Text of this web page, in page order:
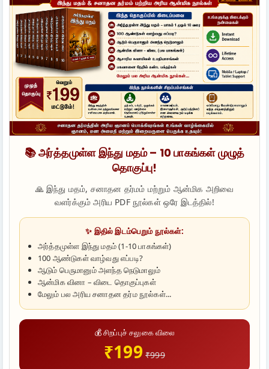
📚 அர்த்தமுள்ள இந்து மதம் – 10 பாகங்கள் முழுத்
தொகுப்பு!
🙏 இந்து மதம், சனாதன தர்மம் மற்றும் ஆன்மிக அறிவை
வளர்க்கும் அரிய PDF நூல்கள் ஒரே இடத்தில்!
✨ இதில் இடம்பெறும் நூல்கள்:
அர்த்தமுள்ள இந்து மதம் (1-10 பாகங்கள்)
100 ஆண்டுகள் வாழ்வது எப்படி?
ஆடும் பெருமானும் அளந்த நெடுமாலும்
ஆன்மிக வினா – விடை தொகுப்புகள்
மேலும் பல அரிய சனாதன தர்ம நூல்கள்...
💰 சிறப்புச் சலுகை விலை
₹199 ₹999